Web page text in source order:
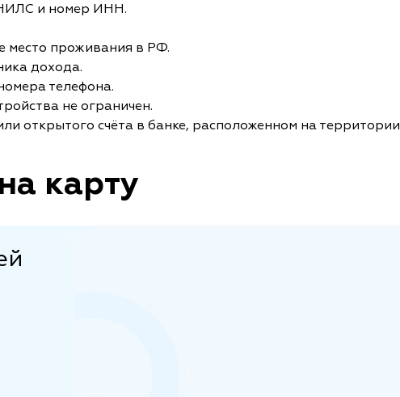
и номер ИНН.
место проживания в РФ.
дохода.
телефона.
не ограничен.
открытого счёта в банке, расположенном на
карту